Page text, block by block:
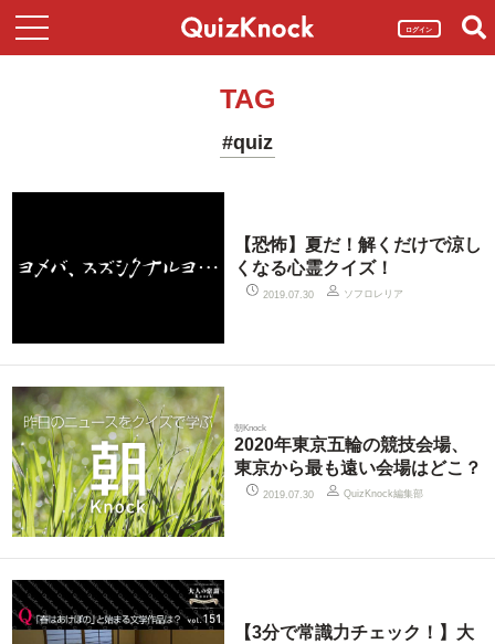
ログイン
TAG
#quiz
【恐怖】夏だ！解くだけで涼し
くなる心霊クイズ！
2019.07.30 ソフロレリア
朝Knock
2020年東京五輪の競技会場、
東京から最も遠い会場はどこ？
2019.07.30 QuizKnock編集部
【3分で常識力チェック！】大